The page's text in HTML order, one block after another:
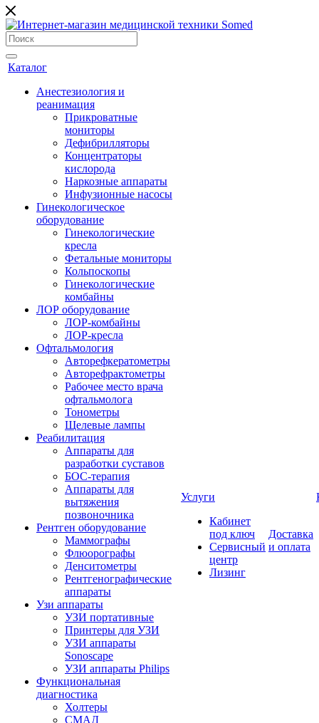
Каталог
Анестезиология и
реанимация
Прикроватные
мониторы
Дефибрилляторы
Концентраторы
кислорода
Наркозные аппараты
Инфузионные насосы
Гинекологическое
оборудование
Гинекологические
кресла
Фетальные мониторы
Кольпоскопы
Гинекологические
комбайны
ЛОР оборудование
ЛОР-комбайны
ЛОР-кресла
Офтальмология
Авторефкератометры
Авторефрактометры
Рабочее место врача
офтальмолога
Тонометры
Щелевые лампы
Реабилитация
Аппараты для
разработки суставов
БОС-терапия
Аппараты для
вытяжения
позвоночника
Рентген оборудование
Маммографы
Флюорографы
Денситометры
Рентгенографические
аппараты
Узи аппараты
УЗИ портативные
Принтеры для УЗИ
УЗИ аппараты
Sonoscape
УЗИ аппараты Philips
Функциональная
диагностика
Холтеры
СМАД
Услуги
Кабинет
под ключ
Сервисный
центр
Лизинг
Доставка
и оплата